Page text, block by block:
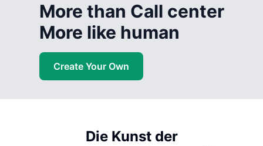
More than Call center
More like human
Create Your Own
Die Kunst der